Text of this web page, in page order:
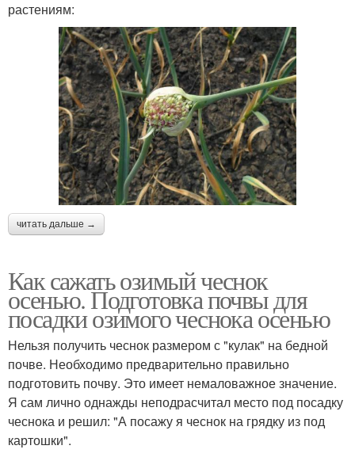
растениям:
читать дальше →
Как сажать озимый чеснок
осенью. Подготовка почвы для
посадки озимого чеснока осенью
Нельзя получить чеснок размером с "кулак" на бедной
почве. Необходимо предварительно правильно
подготовить почву. Это имеет немаловажное значение.
Я сам лично однажды неподрасчитал место под посадку
чеснока и решил: "А посажу я чеснок на грядку из под
картошки".